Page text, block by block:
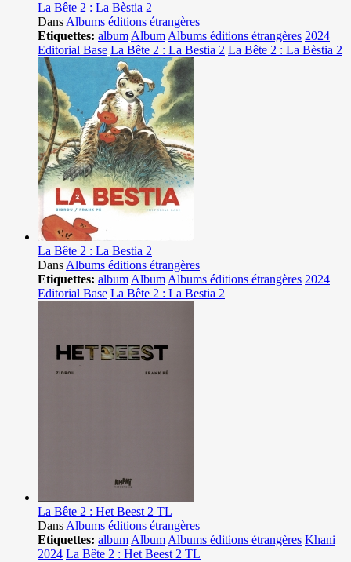
La Bête 2 : La Bèstia 2
Dans Albums éditions étrangères
Etiquettes: album Album Albums éditions étrangères 2024
Editorial Base La Bête 2 : La Bestia 2 La Bête 2 : La Bèstia 2
La Bête 2 : La Bestia 2
Dans Albums éditions étrangères
Etiquettes: album Album Albums éditions étrangères 2024
Editorial Base La Bête 2 : La Bestia 2
La Bête 2 : Het Beest 2 TL
Dans Albums éditions étrangères
Etiquettes: album Album Albums éditions étrangères Khani
2024 La Bête 2 : Het Beest 2 TL